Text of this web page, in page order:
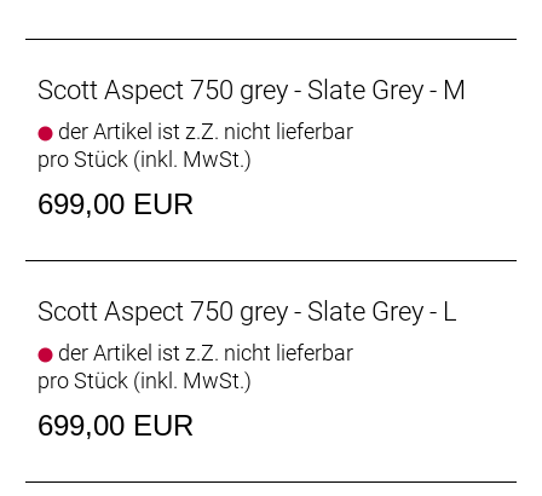
Scott Aspect 750 grey - Slate Grey - M
der Artikel ist z.Z. nicht lieferbar
pro Stück (inkl. MwSt.)
699,00 EUR
Scott Aspect 750 grey - Slate Grey - L
der Artikel ist z.Z. nicht lieferbar
pro Stück (inkl. MwSt.)
699,00 EUR